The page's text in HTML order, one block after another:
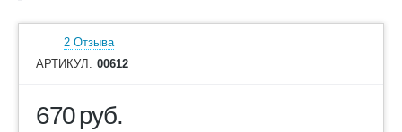
2 Отзыва
АРТИКУЛ: 00612
670руб.